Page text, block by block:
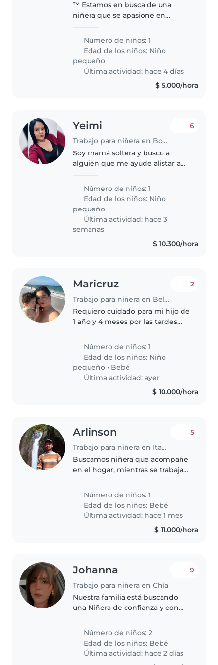
™ Estamos en busca de una
niñera que se apasione en
se distraiga, que le brinde una
compañía. Somos una familia de
12 años... Hace 4 años Dios nos..
Número de niños: 1
Edad de los niños: Niño
pequeño
Última actividad: hace 4 días
$ 5.000/hora
Yeimi
Trabajo para niñera en Bogotá
6
Soy mamá soltera y busco a
alguien que me ayude alistar a
recoja en las tardes mientras
llego
Número de niños: 1
Edad de los niños: Niño
pequeño
Última actividad: hace 3
semanas
$ 10.300/hora
Maricruz
Trabajo para niñera en Bello
2
Requiero cuidado para mi hijo de
1 año y 4 meses por las tardes
jueves). Prefiero que sea una
profesional en el tema: técnica,
auxiliar o licenciada en..
Número de niños: 1
Edad de los niños: Niño
pequeño • Bebé
Última actividad: ayer
$ 10.000/hora
Arlinson
Trabajo para niñera en Itagüí
5
Buscamos niñera que acompañe
en el hogar, mientras se trabaja
Número de niños: 1
Edad de los niños: Bebé
Última actividad: hace 1 mes
$ 11.000/hora
Johanna
Trabajo para niñera en Chía
9
Nuestra familia está buscando
una Niñera de confianza y con
año y 4 meses que son muy
enérgicos, curiosos y
juguetones...
Número de niños: 2
Edad de los niños: Bebé
Última actividad: hace 2 días